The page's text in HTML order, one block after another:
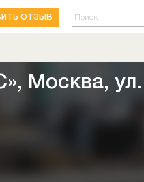
ОТЗЫВ
Москва, ул.